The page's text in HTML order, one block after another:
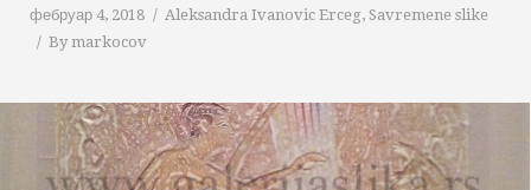
фебруар 4, 2018 Aleksandra Ivanovic Erceg, Savremene slike
By markocov